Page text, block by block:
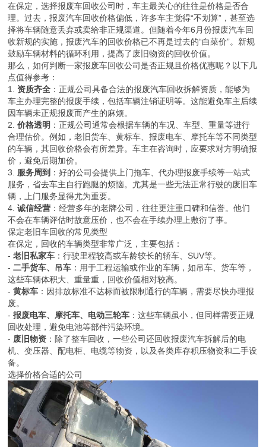
在保定，选择报废车回收公司时，车主最关心的往往是价格是否合
理。过去，报废汽车回收价格偏低，许多车主觉得“不划算”，甚至选
择将车辆随意丢弃或卖给非正规渠道。但随着今年6月份报废汽车回
收新规的实施，报废汽车的回收价格已不再是过去的“白菜价”。新规
鼓励车辆材料的循环利用，提高了废旧物资的回收价值。
那么，如何判断一家报废车回收公司是否正规且价格优惠呢？以下几
点值得参考：
1. 资质齐全 ：正规公司具备合法的报废汽车回收拆解资质，能够为
车主办理完整的报废手续，包括车辆注销证明等。这能避免车主后续
因车辆未正规报废而产生的麻烦。
2.价格透明 ：正规公司通常会根据车辆的车况、车型、重量等进行
合理估价。例如，老旧货车、黄标车、报废电车、摩托车等不同类型
的车辆，其回收价格会有所差异。车主在咨询时，应要求对方明确报
价，避免后期加价。
3. 服务周到 ：好的公司会提供上门拖车、代办理报废手续等一站式
服务，省去车主自行跑腿的烦恼。尤其是一些无法正常行驶的废旧车
辆，上门服务显得尤为重要。
4.诚信经营 ：经营多年的老牌公司，往往更注重口碑和信誉。他们
不会在车辆评估时故意压价，也不会在手续办理上敷衍了事。
保定老旧车回收的常见类型
在保定，回收的车辆类型非常广泛，主要包括：
-老旧私家车 ：行驶里程较高或车龄较长的轿车、SUV等。
-二手货车、吊车 ：用于工程运输或作业的车辆，如吊车、货车等，
这些车辆体积大、重量重，回收价值相对较高。
-黄标车 ：因排放标准不达标而被限制通行的车辆，需要尽快办理报
废。
-报废电车、摩托车、电动三轮车 ：这些车辆虽小，但同样需要正规
回收处理，避免电池等部件污染环境。
- 废旧物资 ：除了整车回收，一些公司还回收报废汽车拆解后的电
机、变压器、配电柜、电缆等物资，以及各类库存积压物资和二手设
备。
选择价格合适的公司